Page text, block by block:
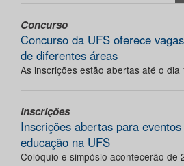
Concurso
Concurso da UFS oferece
de diferentes áreas
As inscrições estão abertas até o
Inscrições
Inscrições abertas para
educação na UFS
Colóquio e simpósio acontecerão de